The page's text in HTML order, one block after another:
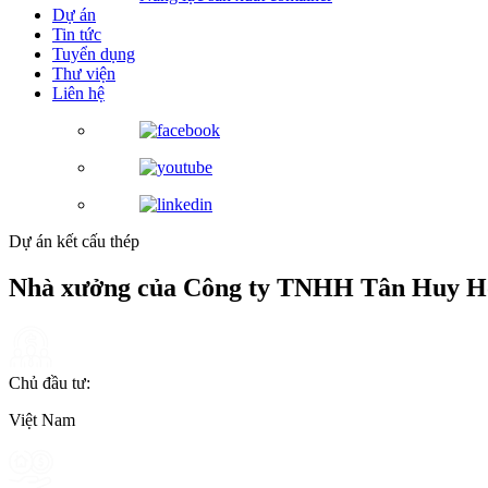
Dự án
Tin tức
Tuyển dụng
Thư viện
Liên hệ
Dự án kết cấu thép
Nhà xưởng của Công ty TNHH Tân Huy
Chủ đầu tư:
Việt Nam